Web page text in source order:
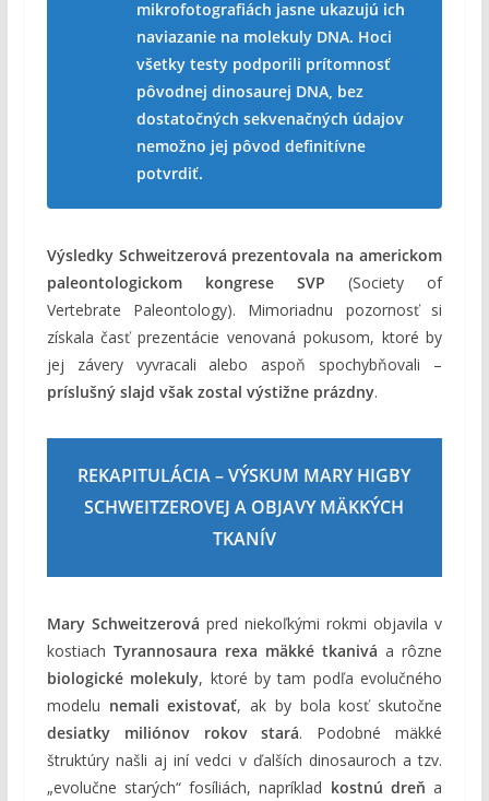
mikrofotografiách jasne ukazujú ich
naviazanie na molekuly DNA. Hoci
všetky testy podporili prítomnosť
pôvodnej dinosaurej DNA, bez
dostatočných sekvenačných údajov
nemožno jej pôvod definitívne
potvrdiť.
Výsledky Schweitzerová prezentovala na americkom
paleontologickom kongrese SVP (Society of
Vertebrate Paleontology). Mimoriadnu pozornosť si
získala časť prezentácie venovaná pokusom, ktoré by
jej závery vyvracali alebo aspoň spochybňovali –
príslušný slajd však zostal výstižne prázdny.
REKAPITULÁCIA – VÝSKUM MARY HIGBY
SCHWEITZEROVEJ A OBJAVY MÄKKÝCH
TKANÍV
Mary Schweitzerová pred niekoľkými rokmi objavila v
kostiach Tyrannosaura rexa mäkké tkanivá a rôzne
biologické molekuly, ktoré by tam podľa evolučného
modelu nemali existovať, ak by bola kosť skutočne
desiatky miliónov rokov stará. Podobné mäkké
štruktúry našli aj iní vedci v ďalších dinosauroch a tzv.
„evolučne starých“ fosíliách, napríklad kostnú dreň a